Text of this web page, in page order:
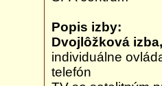
Popis izby:
Dvojlôžková
individuálne
telefón